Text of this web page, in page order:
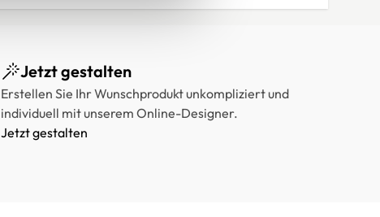
Jetzt gestalten
Erstellen Sie Ihr Wunschprodukt unkompliziert und
individuell mit unserem Online-Designer.
Jetzt gestalten